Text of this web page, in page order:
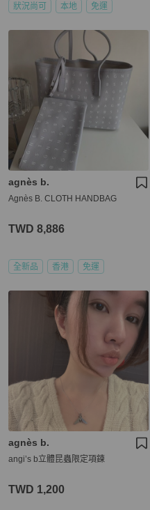
狀況尚可 本地 免運
agnès b.
Agnès B. CLOTH HANDBAG
TWD 8,886
全新品 香港 免運
agnès b.
angi’s b立體昆蟲限定項鍊
TWD 1,200